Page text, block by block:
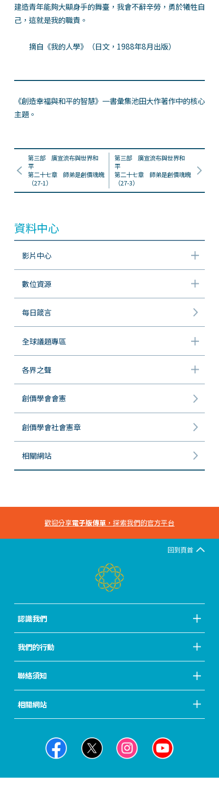
建造青年能夠大顯身手的舞臺，我會不辭辛勞，勇於犧牲自
己，這就是我的職責。
摘自《我的人學》（日文，1988年8月出版）
《創造幸福與和平的智慧》一書彙集池田大作著作中的核心
主題。
第三部 廣宣流布與世界和
平
第二十七章 師弟是創價魂魄
（27-1）
第三部 廣宣流布與世界和
平
第二十七章 師弟是創價魂魄
（27-3）
資料中心
影片中心
數位資源
每日箴言
全球議題專區
各界之聲
創價學會會憲
創價學會社會憲章
相關網站
歡迎分享電子版傳單 ，探索我們的官方平台
回到頁首
認識我們
我們的行動
聯絡須知
相關網站